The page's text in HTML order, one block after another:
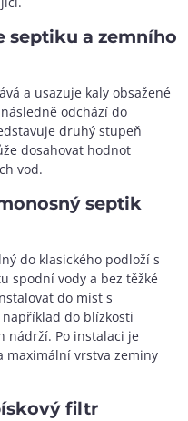
septiku a zemního
a usazuje kaly obsažené
odchází do
druhý stupeň
dosahovat hodnot
vod.
septik
do klasického podloží s
spodní vody a bez těžké
do míst s
do blízkosti
nádrží. Po instalaci je
maximální vrstva zeminy
filtr